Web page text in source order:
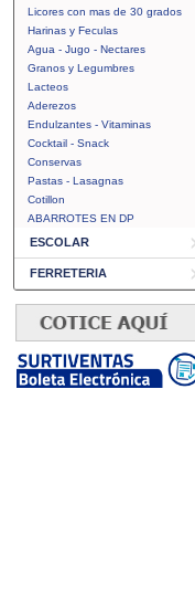
Licores con mas de 30 grados
Harinas y Feculas
Agua - Jugo - Nectares
Granos y Legumbres
Lacteos
Aderezos
Endulzantes - Vitaminas
Cocktail - Snack
Conservas
Pastas - Lasagnas
Cotillon
ABARROTES EN DP
ESCOLAR
FERRETERIA